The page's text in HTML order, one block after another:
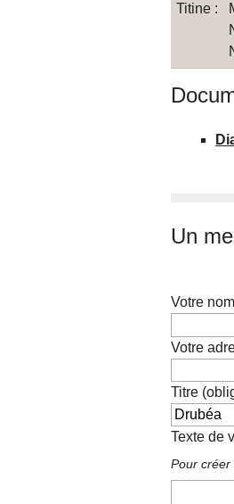
Titine :
Un
Votre nom
Votre
Titre
Texte de
Pour créer